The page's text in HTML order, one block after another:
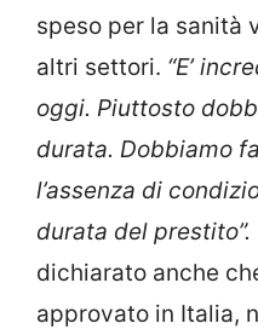
speso per la sanità
altri settori. “E’
oggi. Piuttosto
durata. Dobbiamo
l’assenza di
durata del prestito”.
dichiarato anche
approvato in Italia,